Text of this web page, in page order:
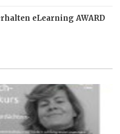
eLearning AWARD